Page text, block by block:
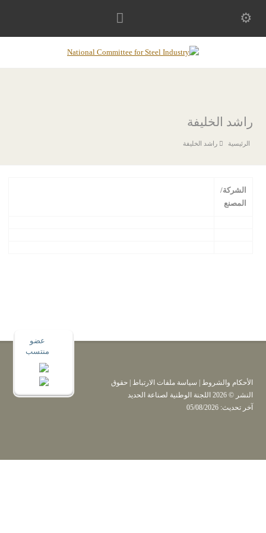
راشد الخليفة
راشد الخليفة
الشركة/
المصنع
الأحكام والشروط سياسة ملفات الارتباط
| حقوق
النشر © 2026 اللجنة الوطنية لصناعة الحديد
آخر تحديث: 05/08/2026